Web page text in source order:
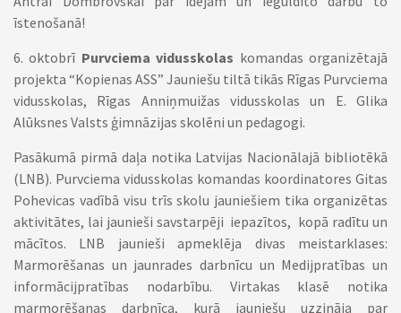
īstenošanā!
6. oktobrī Purvciema vidusskolas komandas organizētajā
projekta “Kopienas ASS” Jauniešu tiltā tikās Rīgas Purvciema
vidusskolas, Rīgas Anniņmuižas vidusskolas un E. Glika
Alūksnes Valsts ģimnāzijas skolēni un pedagogi.
Pasākumā pirmā daļa notika Latvijas Nacionālajā bibliotēkā
(LNB). Purvciema vidusskolas komandas koordinatores Gitas
Pohevicas vadībā visu trīs skolu jauniešiem tika organizētas
aktivitātes, lai jaunieši savstarpēji iepazītos, kopā radītu un
mācītos. LNB jaunieši apmeklēja divas meistarklases:
Marmorēšanas un jaunrades darbnīcu un Medijpratības un
informācijpratības nodarbību. Virtakas klasē notika
marmorēšanas darbnīca, kurā jauniešu uzzināja par